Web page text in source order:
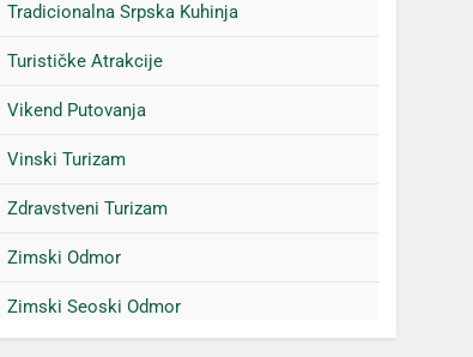
Tradicionalna Srpska Kuhinja
Turističke Atrakcije
Vikend Putovanja
Vinski Turizam
Zdravstveni Turizam
Zimski Odmor
Zimski Seoski Odmor